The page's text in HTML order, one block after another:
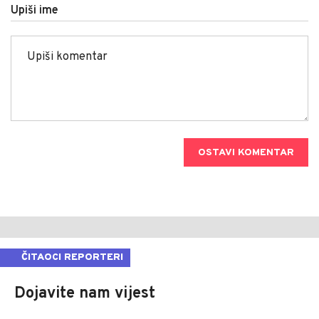
Upiši ime
OSTAVI KOMENTAR
ČITAOCI REPORTERI
Dojavite nam vijest